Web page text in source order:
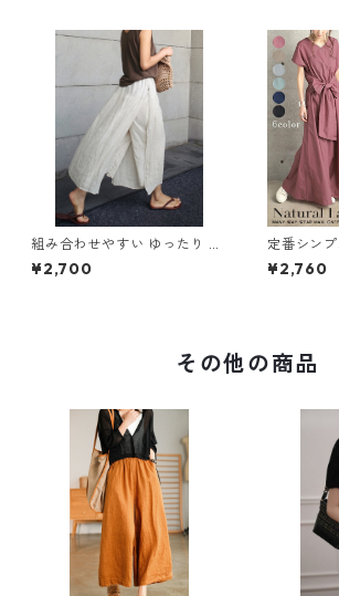
組み合わせやすい ゆったり キ
ュロットスカート パンツ m-7
63
¥2,700
定番シン
袖 バック
ピース m-
¥2,760
その他の商品